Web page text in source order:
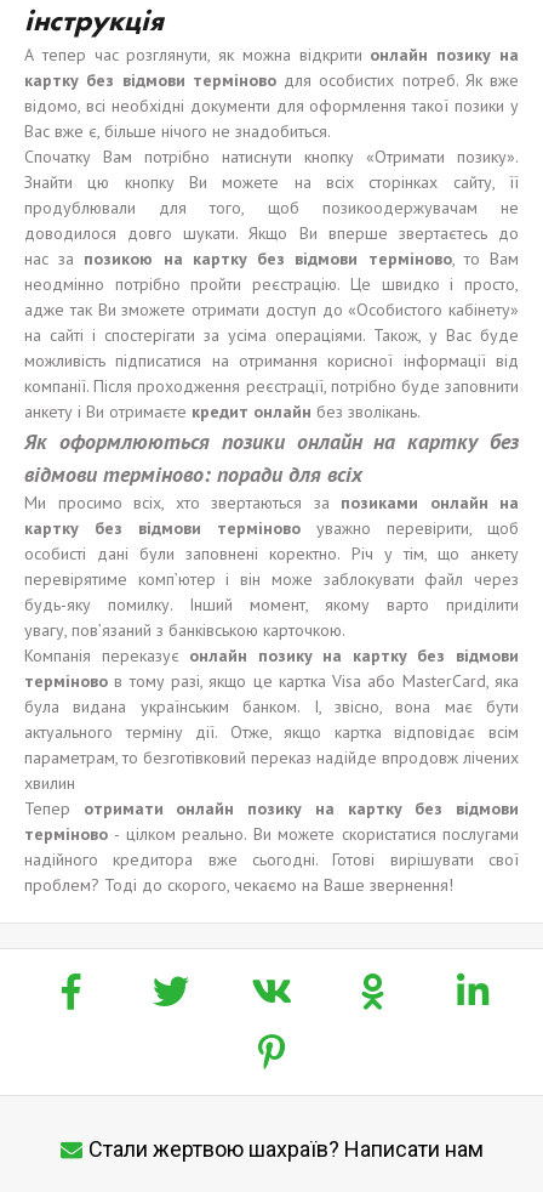
інструкція
А тепер час розглянути, як можна відкрити онлайн позику на
картку без відмови терміноводля особистих потреб. Як вже
відомо, всі необхідні документи для оформлення такої позики у
Вас вже є, більше нічого не знадобиться.
Спочатку Вам потрібно натиснути кнопку «Отримати позику».
Знайти цю кнопку Ви можете на всіх сторінках сайту, її
продублювали для того, щоб позикоодержувачам не
доводилося довго шукати. Якщо Ви вперше звертаєтесь до
нас за позикою на картку без відмови терміново, то Вам
неодмінно потрібно пройти реєстрацію. Це швидко і просто,
адже так Ви зможете отримати доступ до «Особистого кабінету»
на сайті і спостерігати за усіма операціями. Також, у Вас буде
можливість підписатися на отримання корисної інформації від
компанії. Після проходження реєстрації, потрібно буде заповнити
анкету і Ви отримаєте кредит онлайн без зволікань.
Як оформлюються позики онлайн на картку без
відмови терміново: поради для всіх
Ми просимо всіх, хто звертаються за позиками онлайн на
картку без відмови терміново уважно перевірити, щоб
особисті дані були заповнені коректно. Річ у тім, що анкету
перевірятиме комп’ютер і він може заблокувати файл через
будь-яку помилку. Інший момент, якому варто приділити
увагу, пов’язаний з банківською карточкою.
Компанія переказуєонлайн позику на картку без відмови
терміново в тому разі, якщо це картка Visa або MasterCard, яка
була видана українським банком. І, звісно, вона має бути
актуального терміну дії. Отже, якщо картка відповідає всім
параметрам, то безготівковий переказ надійде впродовж лічених
хвилин
Тепер отримати онлайн позику на картку без відмови
терміново - цілком реально. Ви можете скористатися послугами
надійного кредитора вже сьогодні. Готові вирішувати свої
проблем? Тоді до скорого, чекаємо на Ваше звернення!
Стали жертвою шахраїв? Написати нам